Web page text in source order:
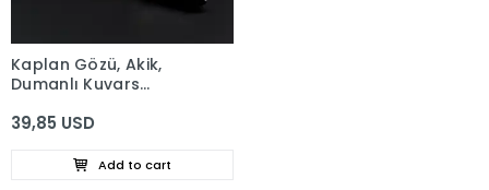
Kaplan Gözü, Akik,
Dumanlı Kuvars
39,85 USD
Add to cart